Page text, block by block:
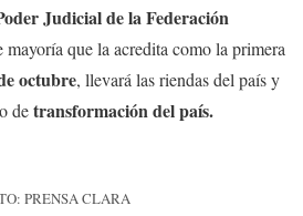
Judicial de la Federación
mayoría que la acredita como la primera
octubre, llevará las riendas del país y
detransformación del país.
PRENSA CLARA